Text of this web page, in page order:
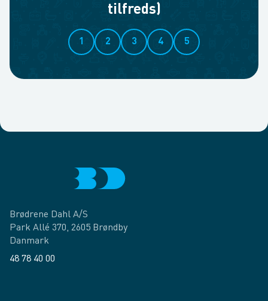
tilfreds)
1 2 3 4 5
Brødrene Dahl A/S
Park Allé 370, 2605 Brøndby
Danmark
48 78 40 00